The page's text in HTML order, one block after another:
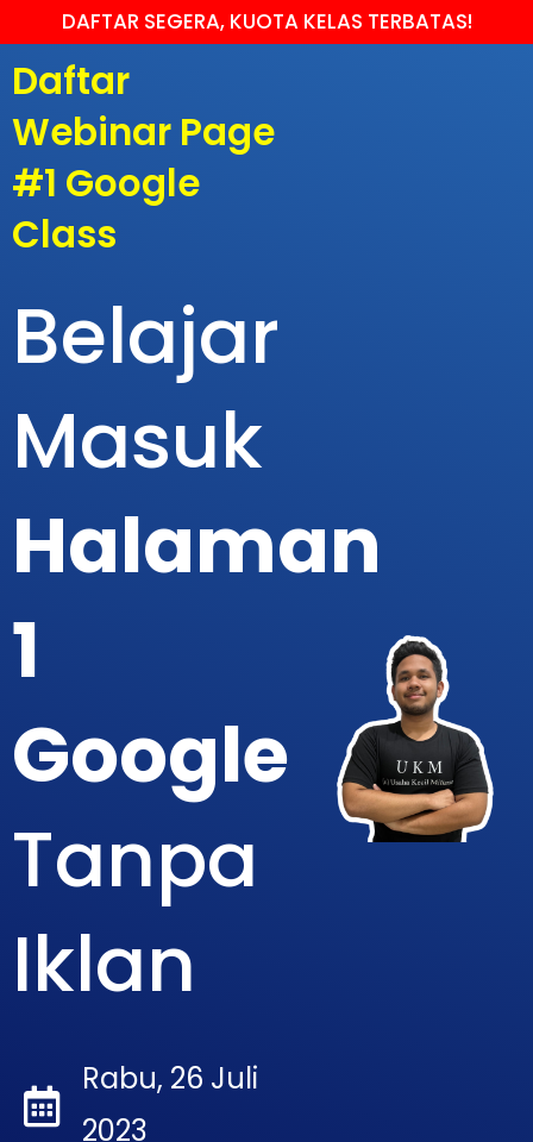
DAFTAR SEGERA, KUOTA KELAS TERBATAS!
Daftar
Webinar Page
#1 Google
Class
Belajar
Masuk
Halaman
1
Google
Tanpa
Iklan
Rabu, 26 Juli
2023